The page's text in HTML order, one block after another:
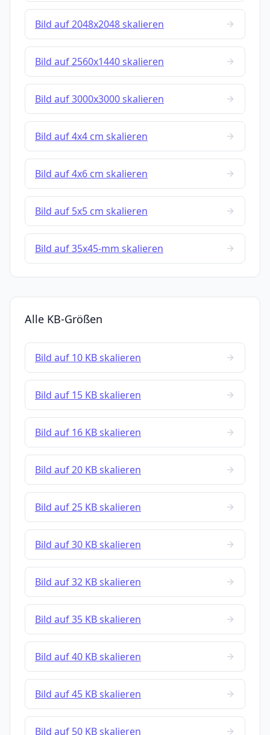
Bild auf 2048x2048 skalieren
Bild auf 2560x1440 skalieren
Bild auf 3000x3000 skalieren
Bild auf 4x4 cm skalieren
Bild auf 4x6 cm skalieren
Bild auf 5x5 cm skalieren
Bild auf 35x45-mm skalieren
Alle KB-Größen
Bild auf 10 KB skalieren
Bild auf 15 KB skalieren
Bild auf 16 KB skalieren
Bild auf 20 KB skalieren
Bild auf 25 KB skalieren
Bild auf 30 KB skalieren
Bild auf 32 KB skalieren
Bild auf 35 KB skalieren
Bild auf 40 KB skalieren
Bild auf 45 KB skalieren
Bild auf 50 KB skalieren